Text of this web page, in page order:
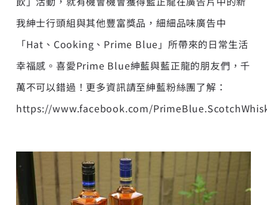
我紳士行頭組與其他豐富獎品，細細品味廣告中
「Hat、Cooking、Prime Blue」所帶來的日常生活
幸福感。喜愛Prime Blue紳藍與藍正龍的朋友們，千
萬不可以錯過！更多資訊請至紳藍粉絲團了解：
https://www.facebook.com/